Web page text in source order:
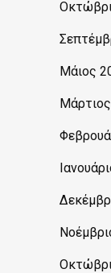
Μάιος